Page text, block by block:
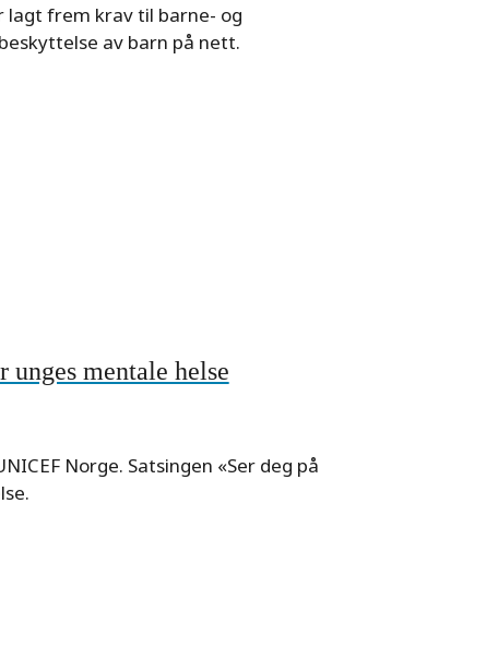
lagt frem krav til barne- og
av barn på nett.
mentale helse
Norge. Satsingen «Ser deg på